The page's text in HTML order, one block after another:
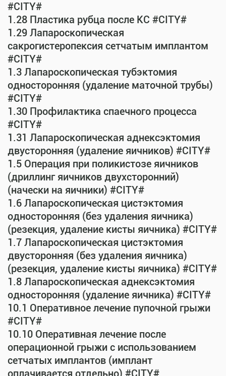
#CITY#
1.28 Пластика рубца после КС #CITY#
1.29 Лапароскопическая
сакрогистеропексия сетчатым имплантом
#CITY#
1.3 Лапароскопическая тубэктомия
односторонняя (удаление маточной трубы)
#CITY#
1.30 Профилактика спаечного процесса
#CITY#
1.31 Лапароскопическая аднексэктомия
двусторонняя (удаление яичников) #CITY#
1.5 Операция при поликистозе яичников
(дриллинг яичников двухсторонний)
(начески на яичники) #CITY#
1.6 Лапароскопическая цистэктомия
односторонняя (без удаления яичника)
(резекция, удаление кисты яичника) #CITY#
1.7 Лапароскопическая цистэктомия
двусторонняя (без удаления яичника)
(резекция, удаление кисты яичника) #CITY#
1.8 Лапароскопическая аднексэктомия
односторонняя (удаление яичника) #CITY#
10.1 Оперативное лечение пупочной грыжи
#CITY#
10.10 Оперативная лечение после
операционной грыжи с использованием
сетчатых имплантов (имплант
оплачивается отдельно) #CITY#